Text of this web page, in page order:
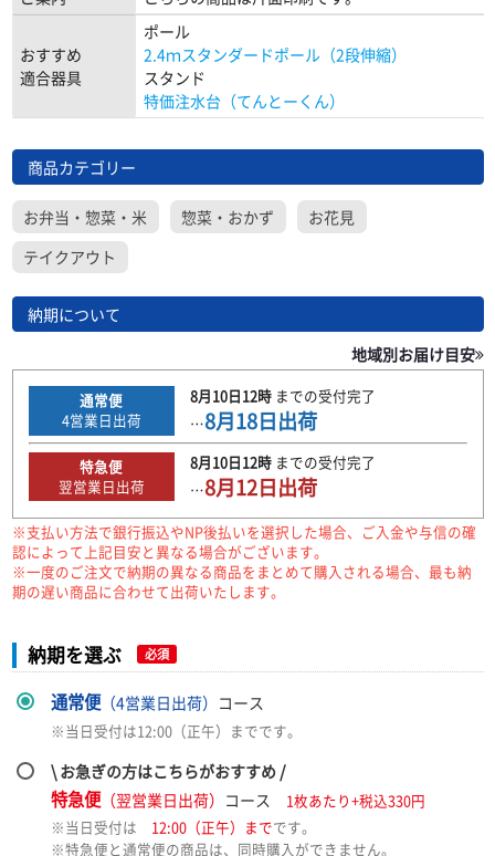
おすすめ
適合器具
ポール
2.4ｍスタンダードポール（2段伸縮）
スタンド
特価注水台（てんとーくん）
商品カテゴリー
お弁当・惣菜・米 惣菜・おかず
お花見
テイクアウト
納期について
地域別お届け目安
通常便
4営業日出荷
8月10日12時までの受付完了
…8月18日出荷
特急便
翌営業日出荷
8月10日12時までの受付完了
…8月12日出荷
※支払い方法で銀行振込やNP後払いを選択した場合、ご入金や与信の確
認によって上記目安と異なる場合がございます。
※一度のご注文で納期の異なる商品をまとめて購入される場合、最も納
期の遅い商品に合わせて出荷いたします。
納期を選ぶ 必須
通常便（4営業日出荷） コース
※当日受付は12:00（正午）までです。
\ お急ぎの方はこちらがおすすめ /
特急便（翌営業日出荷） コース
1枚あたり+税込330円
※当日受付は 12:00（正午）までです。
※特急便と通常便の商品は、同時購入ができません。